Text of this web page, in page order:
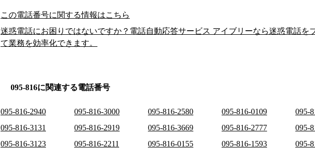
この電話番号に関する情報はこちら
迷惑電話にお困りではないですか？電話自動応答サービス アイブリーなら迷惑電話を
て業務を効率化できます。
095-816に関連する電話番号
095-816-2940 095-816-3000 095-816-2580 095-816-0109
095-
095-816-3131
095-816-2919 095-816-3669 095-816-2777
095-
095-816-3123
095-816-2211 095-816-0155 095-816-1593
095-